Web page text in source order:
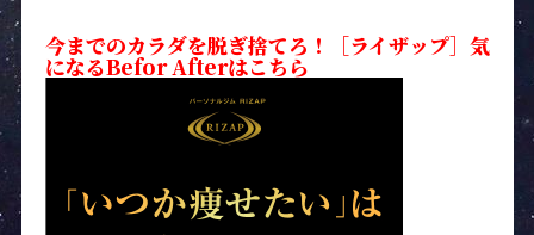
今までのカラダを脱ぎ捨てろ！［ライザップ］気
になるBefor Afterはこちら